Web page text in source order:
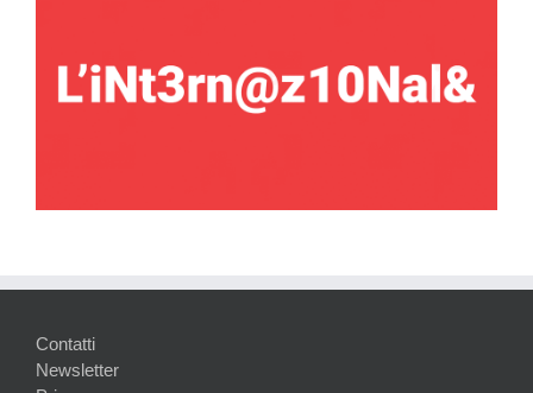
Contatti
Newsletter